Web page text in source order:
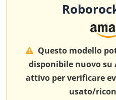
Questo modello
disponibile nuovo su
attivo per verificare
usato/